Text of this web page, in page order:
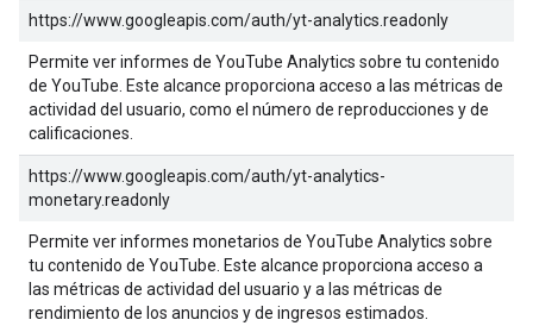
https://www.googleapis.com/auth/yt-analytics.readonly
Permite ver informes de YouTube Analytics sobre tu contenido
de YouTube. Este alcance proporciona acceso a las métricas de
actividad del usuario, como el número de reproducciones y de
calificaciones.
https://www.googleapis.com/auth/yt-analytics-
monetary.readonly
Permite ver informes monetarios de YouTube Analytics sobre
tu contenido de YouTube. Este alcance proporciona acceso a
las métricas de actividad del usuario y a las métricas de
rendimiento de los anuncios y de ingresos estimados.